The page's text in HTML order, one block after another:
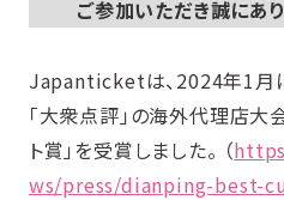
ご参加いただき誠にあ
Japanticketは、2024年1月
「大衆点評」の海外代理店大
ト賞」を受賞しました。 （
ws/press/dianping-best-